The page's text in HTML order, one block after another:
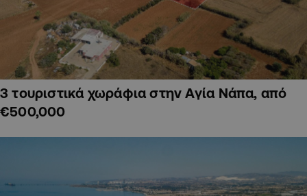
3 τουριστικά χωράφια στην Αγία Νάπα, από
€500,000